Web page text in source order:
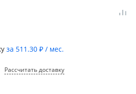
за 511.30 ₽ / мес.
Рассчитать доставку